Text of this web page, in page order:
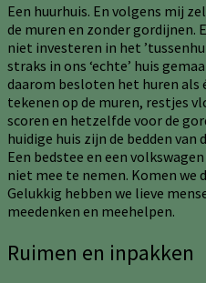
Een huurhuis. En volgens mij
de muren en zonder gordijnen.
niet investeren in het
straks in ons ‘echte’ huis
daarom besloten het huren als
tekenen op de muren, restjes
scoren en hetzelfde voor de
huidige huis zijn de bedden
Een bedstee en een
niet mee te nemen. Komen we
Gelukkig hebben we lieve
meedenken en meehelpen.
Ruimen en inpakken